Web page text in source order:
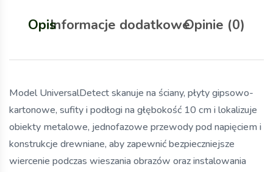
OpisInformacje dodatkoweOpinie (0)
Model UniversalDetect skanuje na ściany, płyty gipsowo-
kartonowe, sufity i podłogi na głębokość 10 cm i lokalizuje
obiekty metalowe, jednofazowe przewody pod napięciem i
konstrukcje drewniane, aby zapewnić bezpieczniejsze
wiercenie podczas wieszania obrazów oraz instalowania